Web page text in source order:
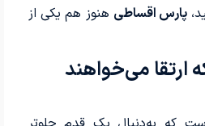
پارس اقساطی هنوز هم یکی از
ارتقا می‌خواهند